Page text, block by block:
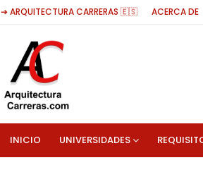
➔ ARQUITECTURA CARRERAS 🇪🇸 ACERCA DE
INICIO UNIVERSIDADES